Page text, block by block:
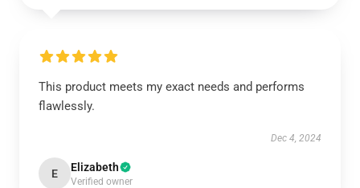
This product meets my exact needs and performs
flawlessly.
Dec 4, 2024
E Elizabeth
Verified owner